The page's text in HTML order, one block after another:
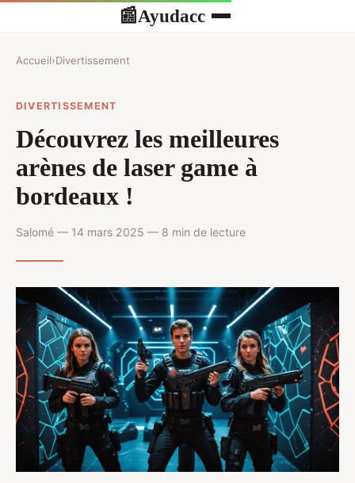
📰Ayudacc
Accueil›Divertissement
DIVERTISSEMENT
Découvrez les meilleures
arènes de laser game à
bordeaux !
Salomé — 14 mars 2025 — 8 min de lecture